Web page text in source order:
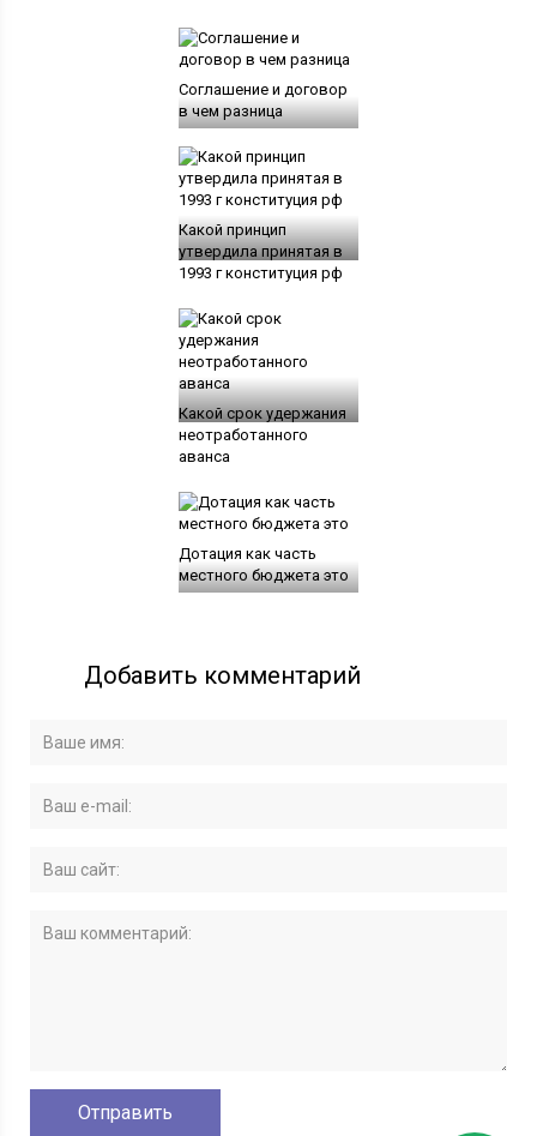
Соглашение и договор
в чем разница
Какой принцип
утвердила принятая в
1993 г конституция рф
Какой срок удержания
неотработанного
аванса
Дотация как часть
местного бюджета это
Добавить комментарий